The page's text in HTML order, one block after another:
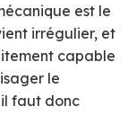
est le
irrégulier, et
capable
le
faut donc